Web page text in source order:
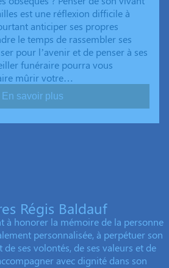
est une réflexion difficile à
anticiper ses propres
le temps de rassembler ses
pour l’avenir et de penser à ses
funéraire pourra vous
mûrir votre…
En savoir plus
Régis Baldauf
à honorer la mémoire de la personne
personnalisée, à perpétuer son
ses volontés, de ses valeurs et de
avec dignité dans son